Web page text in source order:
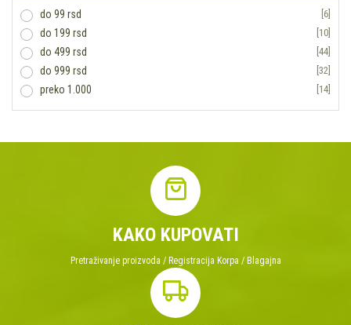
SINGABERA [3]
STASSEN [2]
SUPERFOOD [2]
VIVASEED [2]
YOGI TEA [12]
do 99 rsd [6]
do 199 rsd [10]
do 499 rsd [44]
do 999 rsd [32]
preko 1.000 [14]
KAKO KUPOVATI
Pretraživanje proizvoda / Registracija Korpa / Blagajna